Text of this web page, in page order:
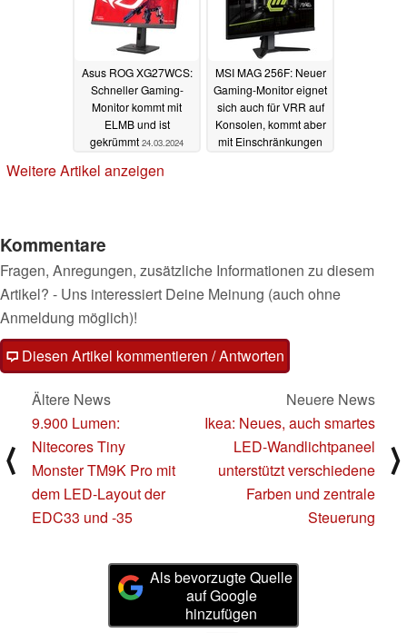
Asus ROG XG27WCS:
Schneller Gaming-
Monitor kommt mit
ELMB und ist
gekrümmt 24.03.2024
MSI MAG 256F: Neuer
Gaming-Monitor eignet
sich auch für VRR auf
Konsolen, kommt aber
mit Einschränkungen
Weitere Artikel anzeigen
Kommentare
Fragen, Anregungen, zusätzliche Informationen zu diesem
Artikel? - Uns interessiert Deine Meinung (auch ohne
Anmeldung möglich)!
Diesen Artikel kommentieren / Antworten
⟨
Ältere News
9.900 Lumen:
Nitecores Tiny
Monster TM9K Pro mit
dem LED-Layout der
EDC33 und -35
Neuere News
Ikea: Neues, auch smartes
LED-Wandlichtpaneel
unterstützt verschiedene
Farben und zentrale
Steuerung
⟩
Als bevorzugte Quelle
auf Google
hinzufügen